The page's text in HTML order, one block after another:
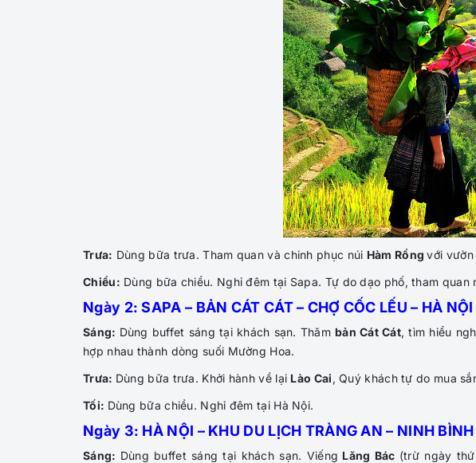
Trưa: Dùng bữa trưa. Tham quan và chinh phục núi Hàm Rồngvới
Chiều: Dùng bữa chiều. Nghỉ đêm tại Sapa. Tự do dạo phố, tham
Ngày 2: SAPA – BẢN CÁT CÁT – CHỢ CỐC LẾU – HÀ
Sáng: Dùng buffet sáng tại khách sạn. Thămbản Cát Cát, tìm hiểu
hợp nhau thành dòng suối Mường Hoa.
Trưa: Dùng bữa trưa. Khởi hành về lại Lào Cai , Quý khách tự do mua
Tối: Dùng bữa chiều. Nghỉ đêm tại Hà Nội.
Ngày 3: HÀ NỘI – KHU DU LỊCH TRÀNG AN – NINH
Sáng: Dùng buffet sáng tại khách sạn. Viếng Lăng Bác (trừ ngày